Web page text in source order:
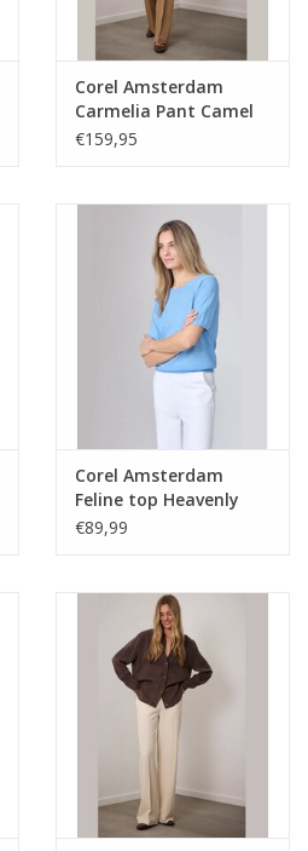
Corel Amsterdam
Carmelia Pant Camel
€159,95
Corel Amsterdam
Feline top Heavenly
blue
€89,99